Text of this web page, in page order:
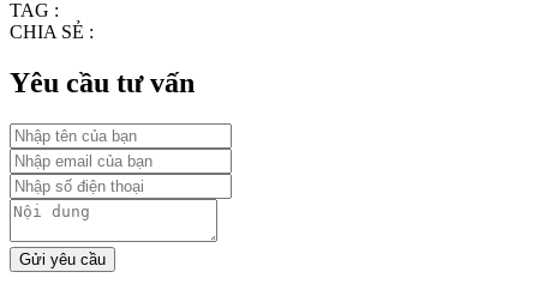
TAG :
CHIA SẺ :
Yêu cầu tư vấn
Gửi yêu cầu